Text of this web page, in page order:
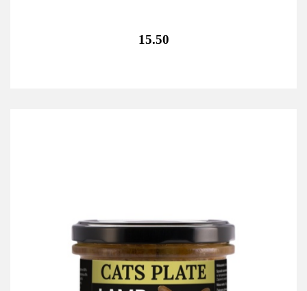
15.50